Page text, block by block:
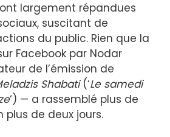
largement répandues
suscitant de
du public. Rien que la
Facebook par Nodar
de l’émission de
Shabati(‘Le samedi
‘) — a rassemblé plus de
plus de deux jours.